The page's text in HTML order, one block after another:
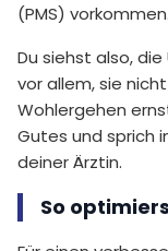
(PMS) vorkommen.
Du siehst also,
vor allem, sie
Wohlergehen
Gutes und sprich
deiner Ärztin.
So